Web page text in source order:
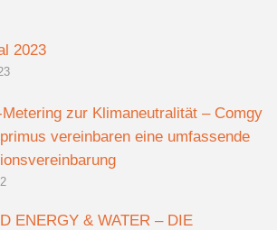
2023
zur Klimaneutralität – Comgy
vereinbaren eine umfassende
ENERGY & WATER – DIE